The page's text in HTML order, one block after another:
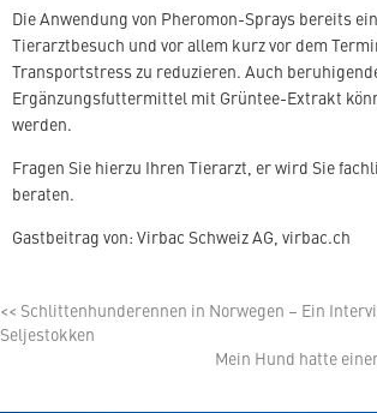
Die Anwendung von Pheromon-Sprays bereits
Tierarztbesuch und vor allem kurz vor dem
Transportstress zu reduzieren. Auch
Ergänzungsfuttermittel mit Grüntee-Extrakt
werden.
Fragen Sie hierzu Ihren Tierarzt, er wird Sie
beraten.
Gastbeitrag von: Virbac Schweiz AG, virbac.ch
<< Schlittenhunderennen in Norwegen – Ein
Seljestokken
Mein Hund hatte